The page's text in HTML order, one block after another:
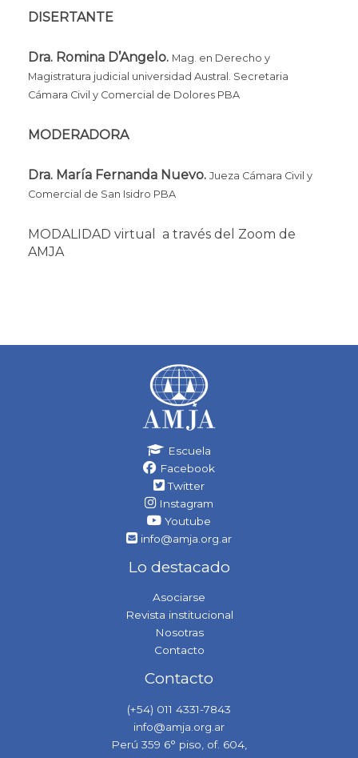
DISERTANTE
Dra. Romina D’Angelo. Mag. en Derecho y
Magistratura judicial universidad Austral. Secretaria
Cámara Civil y Comercial de Dolores PBA
MODERADORA
Dra. María Fernanda Nuevo. Jueza Cámara Civil y
Comercial de San Isidro PBA
MODALIDAD virtual a través del Zoom de
AMJA
Escuela
Facebook
Twitter
Instagram
Youtube
info@amja.org.ar
Lo destacado
Asociarse
Revista institucional
Nosotras
Contacto
Contacto
(+54) 011 4331-7843
info@amja.org.ar
Perú 359 6° piso, of. 604,